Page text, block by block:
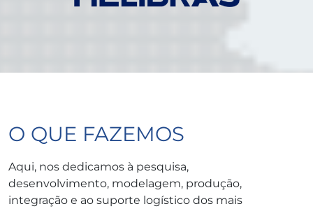
O QUE FAZEMOS
Aqui, nos dedicamos à pesquisa,
desenvolvimento, modelagem, produção,
integração e ao suporte logístico dos mais